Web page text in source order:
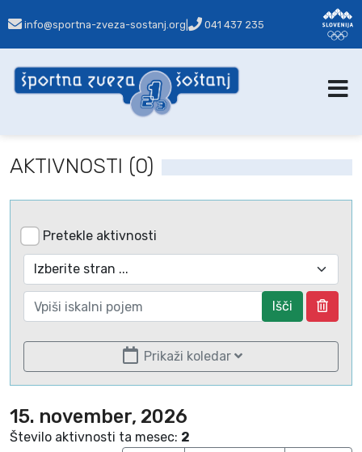
info@sportna-zveza-sostanj.org 041 437 235
AKTIVNOSTI (0)
Pretekle aktivnosti
Išči
Prikaži koledar
15. november, 2026
Število aktivnosti ta mesec: 2